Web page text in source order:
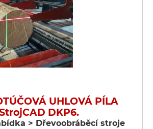
UHLOVÁ PÍLA
DKP6.
> Dřevoobráběcí stroje